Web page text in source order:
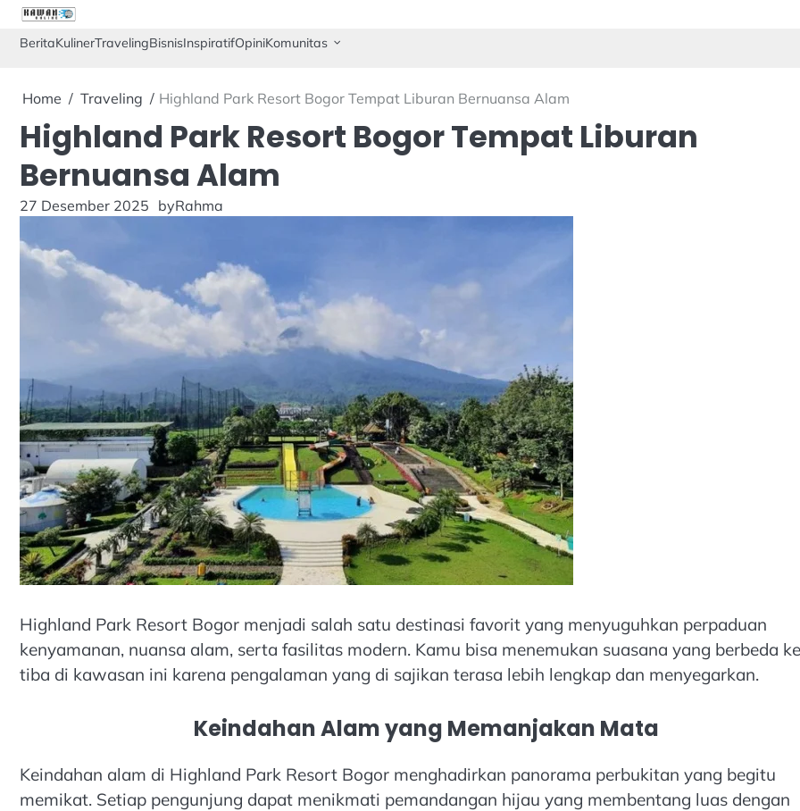
Skip
content
BeritaKulinerTravelingBisnisInspiratifOpiniKomunitas
Home Traveling Highland Park Resort Bogor Tempat Liburan Bernuansa Alam
Highland Park Resort Bogor Tempat Liburan
Bernuansa Alam
27 Desember 2025 byRahma
Highland Park Resort Bogor menjadi salah satu destinasi favorit yang menyuguhkan perpaduan
kenyamanan, nuansa alam, serta fasilitas modern. Kamu bisa menemukan suasana yang berbeda
tiba di kawasan ini karena pengalaman yang di sajikan terasa lebih lengkap dan menyegarkan.
Keindahan Alam yang Memanjakan Mata
Keindahan alam di Highland Park Resort Bogor menghadirkan panorama perbukitan yang begitu
memikat. Setiap pengunjung dapat menikmati pemandangan hijau yang membentang luas dengan